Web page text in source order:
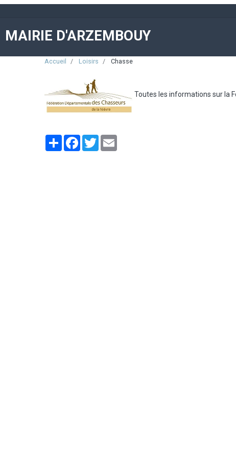
MAIRIE D'ARZEMBOUY
Accueil Loisirs Chasse
Toutes les informations sur la
PartagerFacebook
Twitter